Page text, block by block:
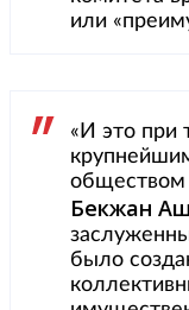
или
«И это при
обществом
Бекжан
было